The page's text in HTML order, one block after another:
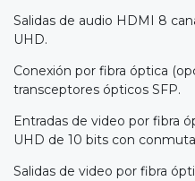
Salidas de audio HDMI 8
UHD.
Conexión por fibra óptica
transceptores ópticos SFP.
Entradas de video por fibra
UHD de 10 bits con
Salidas de video por fibra